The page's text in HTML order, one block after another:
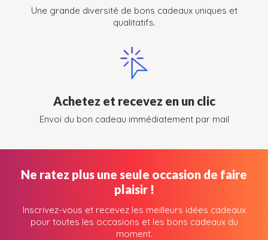
Une grande diversité de bons cadeaux uniques et
qualitatifs.
Achetez et recevez en un clic
Envoi du bon cadeau immédiatement par mail
Ne ratez plus une seule occasion de faire
plaisir !
Inscrivez-vous et recevez les meilleurs idées cadeaux
pour toutes les occasions et les bons cadeaux du
moment.